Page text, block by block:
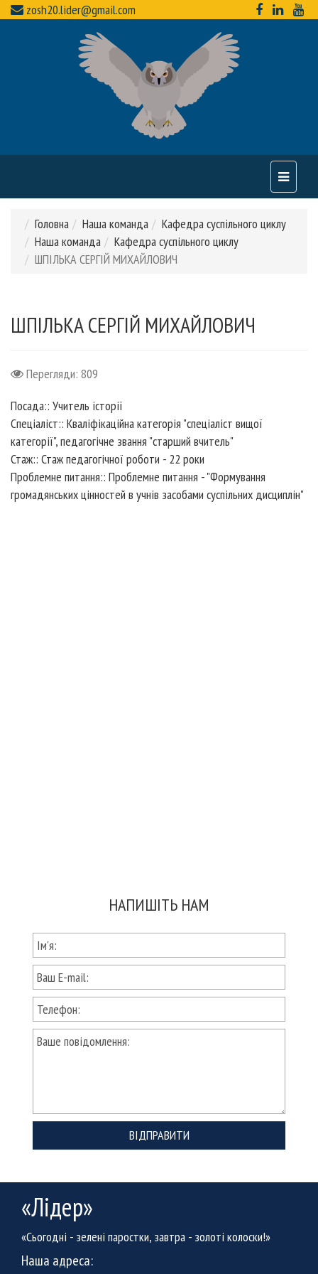
zosh20.lider@gmail.com
Toggle
Головна
Наша команда
Кафедра суспільного циклу
Наша команда
Кафедра суспільного циклу
ШПІЛЬКА СЕРГІЙ МИХАЙЛОВИЧ
ШПІЛЬКА СЕРГІЙ МИХАЙЛОВИЧ
Перегляди: 809
Посада:: Учитель історії
Спеціаліст:: Кваліфікаційна категорія "спеціаліст вищої
категорії", педагогічне звання "старший вчитель"
Стаж:: Стаж педагогічної роботи - 22 роки
Проблемне питання:: Проблемне питання - "Формування
громадянських цінностей в учнів засобами суспільних дисциплін"
НАПИШІТЬ НАМ
ВІДПРАВИТИ
«Лідер»
«Сьогодні - зелені паростки, завтра - золоті колоски!»
Наша адреса: